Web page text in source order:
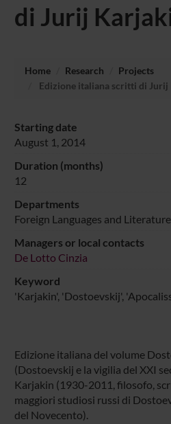
di Jurij
Home Research
Projects
Edizione italiana scritti di Jurij
Starting date
August 1, 2014
Duration (months)
12
Departments
Foreign Languages and
Managers or local contacts
De Lotto Cinzia
Keyword
'Karjakin', 'Dostoevskij',
Edizione italiana del volume
(Dostoevskij e la vigilia del XXI
Karjakin (1930-2011, filosofo,
maggiori studiosi russi di
del Novecento).